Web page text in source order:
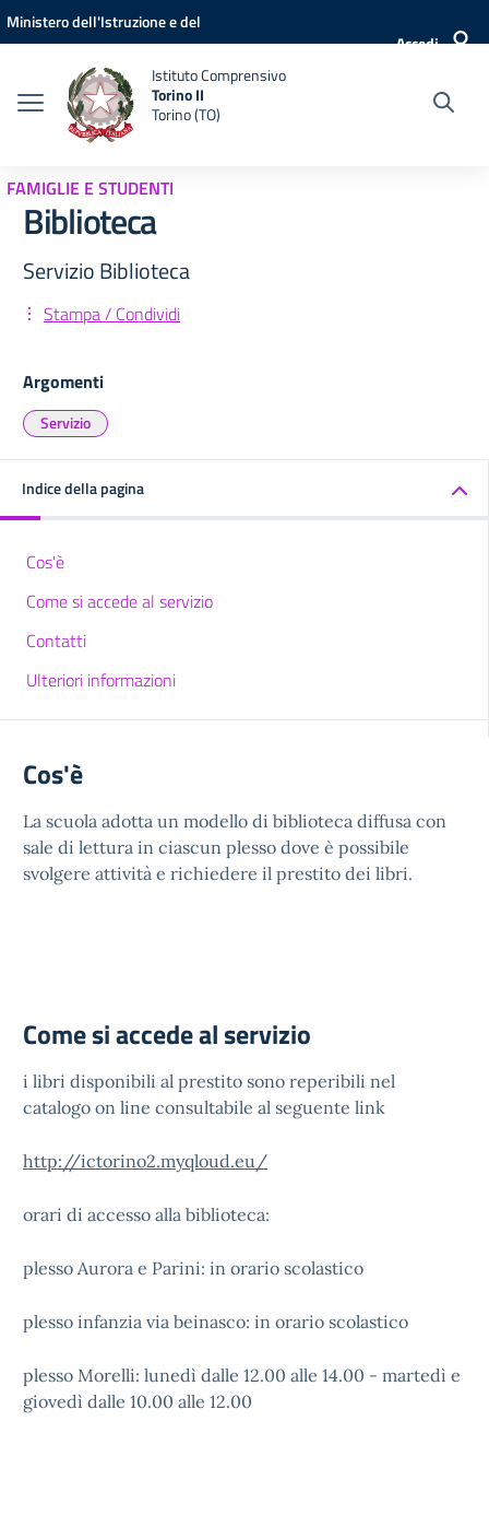
Vai ai contenuti
Vai al menu di navigazione
Vai al footer
Ministero dell'Istruzione e del
Accedi
Istituto Comprensivo
Torino II
Torino (TO)
FAMIGLIE E STUDENTI
Biblioteca
Servizio Biblioteca
Stampa / Condividi
Argomenti
Servizio
Indice della pagina
Cos'è
Come si accede al servizio
Contatti
Ulteriori informazioni
Cos'è
La scuola adotta un modello di biblioteca diffusa con
sale di lettura in ciascun plesso dove è possibile
svolgere attività e richiedere il prestito dei libri.
Come si accede al servizio
i libri disponibili al prestito sono reperibili nel
catalogo on line consultabile al seguente link
http://ictorino2.myqloud.eu/
orari di accesso alla biblioteca:
plesso Aurora e Parini: in orario scolastico
plesso infanzia via beinasco: in orario scolastico
plesso Morelli: lunedì dalle 12.00 alle 14.00 - martedì e
giovedì dalle 10.00 alle 12.00